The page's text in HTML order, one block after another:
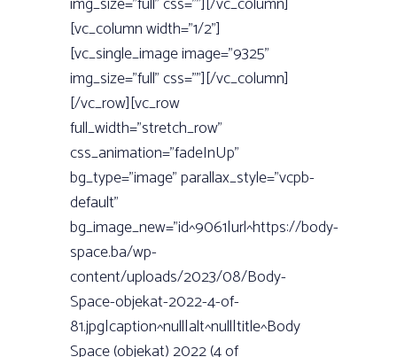
[vc_column width=”1/2”]
[vc_single_image image=”9325”
img_size=”full” css=””][/vc_column]
[/vc_row][vc_row
full_width=”stretch_row”
css_animation=”fadeInUp”
bg_type=”image” parallax_style=”vcpb-
default”
bg_image_new=”id^9061|url^https://body-
space.ba/wp-
content/uploads/2023/08/Body-
Space-objekat-2022-4-of-
81.jpg|caption^null|alt^null|title^Body
Space (objekat) 2022 (4 of